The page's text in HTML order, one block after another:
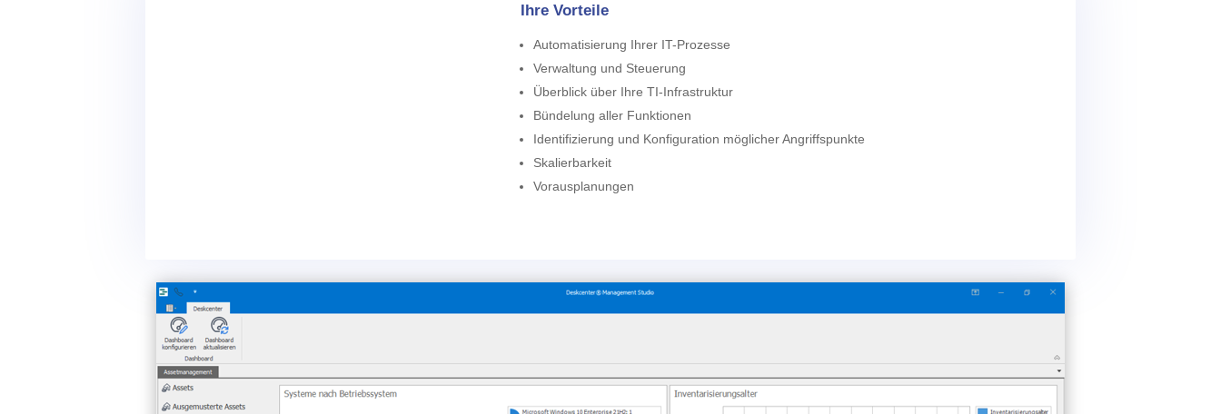
Ihre Vorteile
Automatisierung Ihrer IT-Prozesse
Verwaltung und Steuerung
Überblick über Ihre TI-Infrastruktur
Bündelung aller Funktionen
Identifizierung und Konfiguration möglicher Angriffspunkte
Skalierbarkeit
Vorausplanungen